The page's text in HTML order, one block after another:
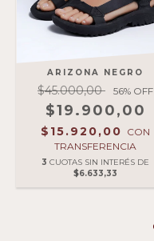
ARIZONA NEGRO
$45.000,00 56% OFF
$19.900,00
$15.920,00 CON
TRANSFERENCIA
3 CUOTAS SIN INTERÉS DE
$6.633,33